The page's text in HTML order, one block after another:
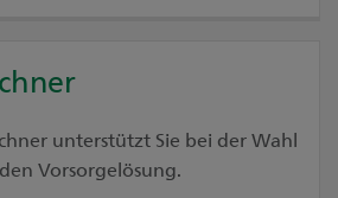
unterstützt Sie bei der Wahl
Vorsorgelösung.